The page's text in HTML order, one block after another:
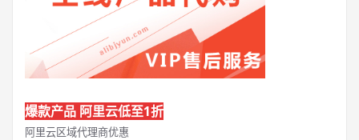
爆款产品 阿里云低至1折
阿里云区域代理商优惠